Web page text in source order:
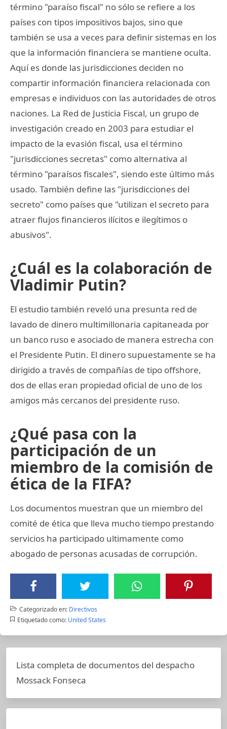
término "paraíso fiscal" no sólo se refiere a los
países con tipos impositivos bajos, sino que
también se usa a veces para definir sistemas en los
que la información financiera se mantiene oculta.
Aquí es donde las jurisdicciones deciden no
compartir información financiera relacionada con
empresas e individuos con las autoridades de otros
naciones. La Red de Justicia Fiscal, un grupo de
investigación creado en 2003 para estudiar el
impacto de la evasión fiscal, usa el término
"jurisdicciones secretas" como alternativa al
término "paraísos fiscales", siendo este último más
usado. También define las "jurisdicciones del
secreto" como países que "utilizan el secreto para
atraer flujos financieros ilícitos e ilegítimos o
abusivos".
¿Cuál es la colaboración de
Vladimir Putin?
El estudio también reveló una presunta red de
lavado de dinero multimillonaria capitaneada por
un banco ruso e asociado de manera estrecha con
el Presidente Putin. El dinero supuestamente se ha
dirigido a través de compañías de tipo offshore,
dos de ellas eran propiedad oficial de uno de los
amigos más cercanos del presidente ruso.
¿Qué pasa con la
participación de un
miembro de la comisión de
ética de la FIFA?
Los documentos muestran que un miembro del
comité de ética que lleva mucho tiempo prestando
servicios ha participado ultimamente como
abogado de personas acusadas de corrupción.
Categorizado en: Directivos
Etiquetado como: United States
Lista completa de documentos del despacho
Mossack Fonseca